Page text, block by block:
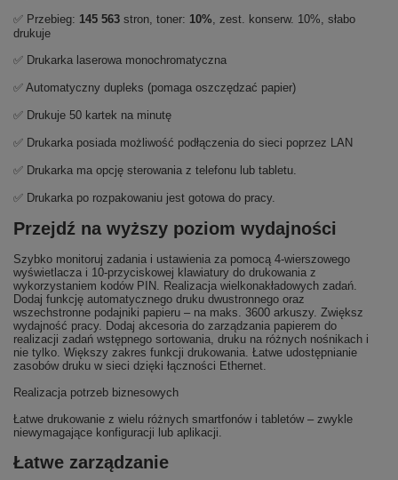
✅ Przebieg: 145 563 stron, toner: 10%, zest. konserw. 10%, słabo
drukuje
✅ Drukarka laserowa monochromatyczna
✅ Automatyczny dupleks (pomaga oszczędzać papier)
✅ Drukuje 50 kartek na minutę
✅ Drukarka posiada możliwość podłączenia do sieci poprzez LAN
✅ Drukarka ma opcję sterowania z telefonu lub tabletu.
✅ Drukarka po rozpakowaniu jest gotowa do pracy.
Przejdź na wyższy poziom wydajności
Szybko monitoruj zadania i ustawienia za pomocą 4-wierszowego
wyświetlacza i 10-przyciskowej klawiatury do drukowania z
wykorzystaniem kodów PIN. Realizacja wielkonakładowych zadań.
Dodaj funkcję automatycznego druku dwustronnego oraz
wszechstronne podajniki papieru – na maks. 3600 arkuszy. Zwiększ
wydajność pracy. Dodaj akcesoria do zarządzania papierem do
realizacji zadań wstępnego sortowania, druku na różnych nośnikach i
nie tylko. Większy zakres funkcji drukowania. Łatwe udostępnianie
zasobów druku w sieci dzięki łączności Ethernet.
Realizacja potrzeb biznesowych
Łatwe drukowanie z wielu różnych smartfonów i tabletów – zwykle
niewymagające konfiguracji lub aplikacji.
Łatwe zarządzanie